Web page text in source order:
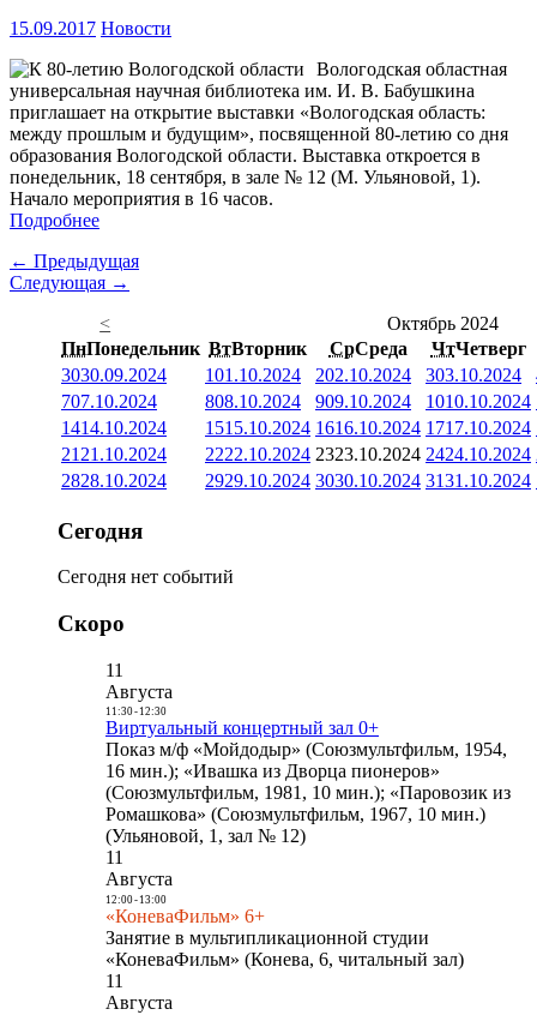
15.09.2017 Новости
Вологодская областная
универсальная научная библиотека им. И. В. Бабушкина
приглашает на открытие выставки «Вологодская область:
между прошлым и будущим», посвященной 80-летию со дня
образования Вологодской области. Выставка откроется в
понедельник, 18 сентября, в зале № 12 (М. Ульяновой, 1).
Начало мероприятия в 16 часов.
Подробнее
← Предыдущая
Следующая →
<
Октябрь 2024
ПнПонедельник ВтВторник СрСреда ЧтЧетверг
3030.09.2024 101.10.2024 202.10.2024 303.10.2024
707.10.2024 808.10.2024 909.10.2024 1010.10.2024
1414.10.2024 1515.10.2024 1616.10.2024 1717.10.2024
21 21.10.2024 2222.10.2024 2323.10.2024 2424.10.2024
2828.10.2024 2929.10.2024 3030.10.2024 3131.10.2024
Сегодня
Сегодня нет событий
Скоро
11
Августа
11:30- 12:30
Виртуальный концертный зал 0+
Показ м/ф «Мойдодыр» (Союзмультфильм, 1954,
16 мин.); «Ивашка из Дворца пионеров»
(Союзмультфильм, 1981, 10 мин.); «Паровозик из
Ромашкова» (Союзмультфильм, 1967, 10 мин.)
(Ульяновой, 1, зал № 12)
11
Августа
12:00- 13:00
«КоневаФильм» 6+
Занятие в мультипликационной студии
«КоневаФильм» (Конева, 6, читальный зал)
11
Августа